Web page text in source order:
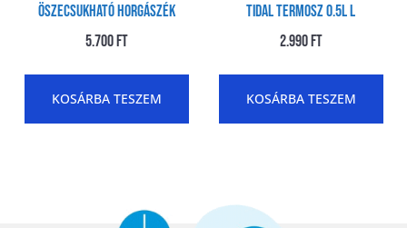
Öszecsukható Horgászék
5.700 Ft
KOSÁRBA TESZEM
Tidal Termosz 0.5l L
2.990 Ft
KOSÁRBA TESZEM